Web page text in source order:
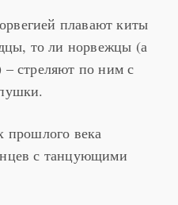
плавают киты
то ли норвежцы (а
стреляют по ним с
прошлого века
с танцующими